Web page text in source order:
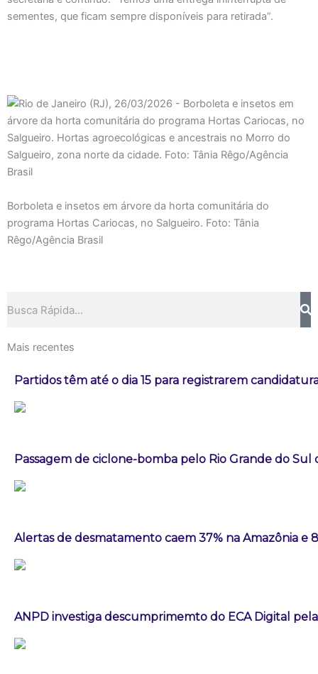
sementes, que ficam sempre disponíveis para retirada”.
Borboleta e insetos em árvore da horta comunitária do
programa Hortas Cariocas, no Salgueiro. Foto: Tânia
Rêgo/Agência Brasil
Mais recentes
Partidos têm até o dia 15 para registrarem
Passagem de ciclone-bomba pelo Rio Grande do
Alertas de desmatamento caem 37% na Amazônia e
ANPD investiga descumprimemto do ECA Digital